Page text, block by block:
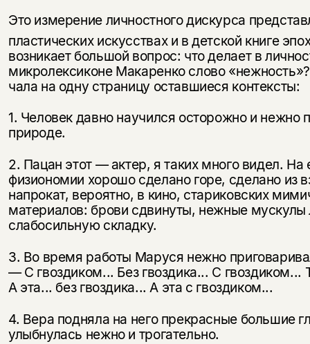
Это измерение личностного дискурса
пластических искус­ствах и в детской книге
возникает большой вопрос: что делает в
микролексиконе Макаренко слово
чала на одну страницу оставшиеся контексты:
1. Человек давно научился осторожно и нежно
природе.
2. Пацан этот — актер, я таких много видел. На
физиономии хорошо сделано горе, сделано из
напрокат, вероятно, в кино, стариковских
материалов: брови сдвинуты, нежные
слабосильную складку.
3. Во время работы Маруся нежно
— С гвоздиком... Без гвоздика... С гвоздиком...
А эта... без гвоздика... А эта с гвоздиком...
4. Вера подняла на него прекрасные большие
улыбнулась нежно и трогательно.